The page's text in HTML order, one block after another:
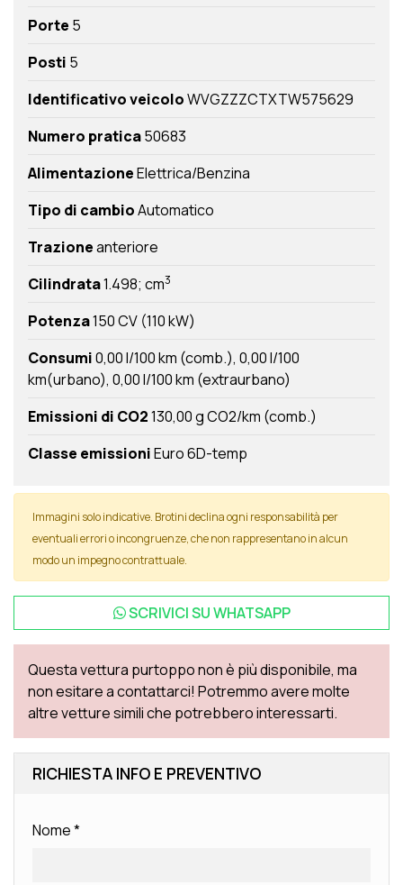
Porte 5
Posti 5
Identificativo veicoloWVGZZZCTXTW575629
Numero pratica50683
AlimentazioneElettrica/Benzina
Tipo di cambioAutomatico
Trazioneanteriore
Cilindrata1.498; cm3
Potenza150 CV (110 kW)
Consumi0,00 l/100 km (comb.) 0,00 l/100
km(urbano) 0,00 l/100 km (extraurbano)
Emissioni di CO2130,00 g CO2/km (comb.)
Classe emissioniEuro 6D-temp
Immagini solo indicative. Brotini declina ogni responsabilità per
eventuali errori o incongruenze, che non rappresentano in alcun
modo un impegno contrattuale.
SCRIVICI SUWHATSAPP
Questa vettura purtoppo non è più disponibile, ma
non esitare a contattarci! Potremmo avere molte
altre vetture simili che potrebbero interessarti.
RICHIESTA INFO E PREVENTIVO
Nome*